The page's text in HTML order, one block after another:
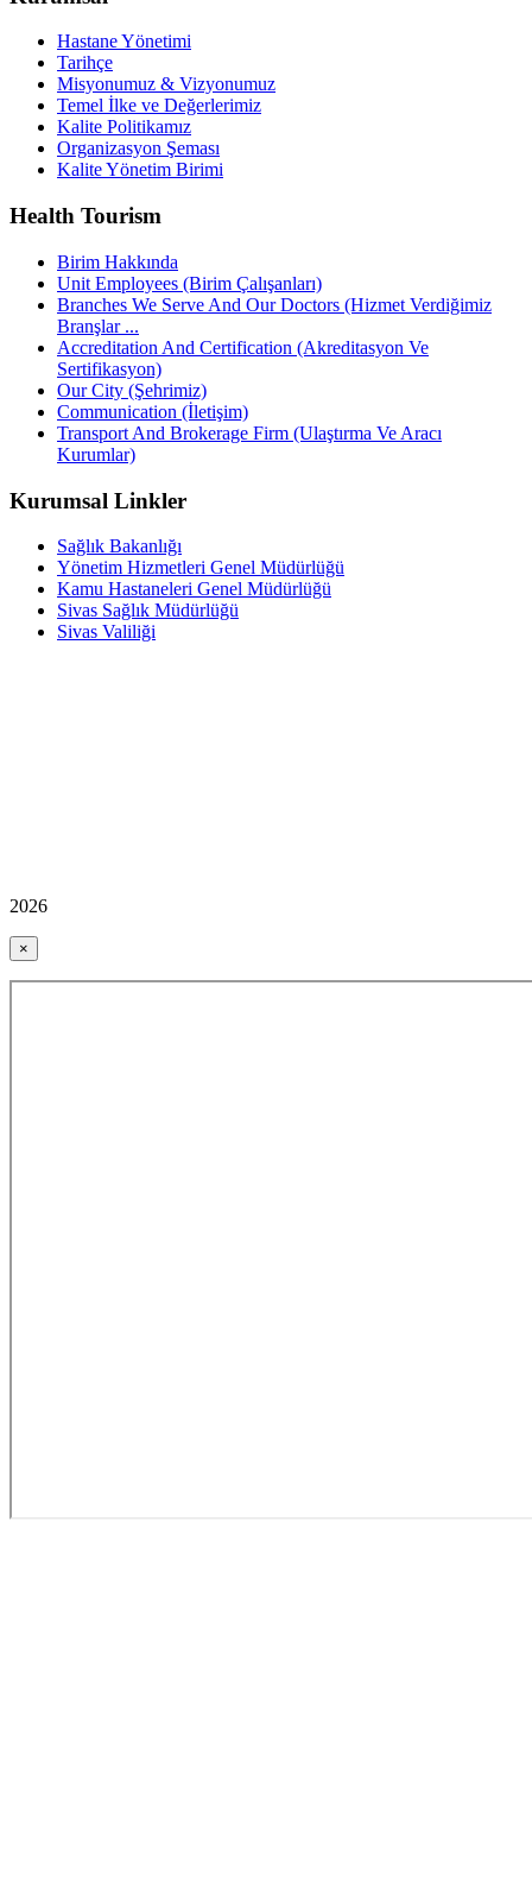
Hastane Yönetimi
Tarihçe
Misyonumuz & Vizyonumuz
Temel İlke ve Değerlerimiz
Kalite Politikamız
Organizasyon Şeması
Kalite Yönetim Birimi
Health Tourism
Birim Hakkında
Unit Employees (Birim Çalışanları)
Branches We Serve And Our Doctors (Hizmet Verdiğimiz
Branşlar ...
Accreditation And Certification (Akreditasyon Ve
Sertifikasyon)
Our City (Şehrimiz)
Communication (İletişim)
Transport And Brokerage Firm (Ulaştırma Ve Aracı
Kurumlar)
Kurumsal Linkler
Sağlık Bakanlığı
Yönetim Hizmetleri Genel Müdürlüğü
Kamu Hastaneleri Genel Müdürlüğü
Sivas Sağlık Müdürlüğü
Sivas Valiliği
2026
×